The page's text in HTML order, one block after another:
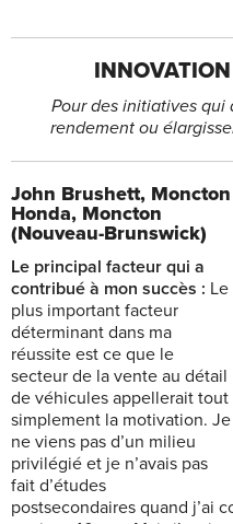
Pour des initiatives
rendement ou
John Brushett, Moncton
Honda, Moncton
(Nouveau-Brunswick)
Le principal facteur qui a
contribué à mon succès : Le
plus important facteur
déterminant dans ma
réussite est ce que le
secteur de la vente au détail
de véhicules appellerait tout
simplement la motivation. Je
ne viens pas d’un milieu
privilégié et je n’avais pas
fait d’études
postsecondaires quand j’ai